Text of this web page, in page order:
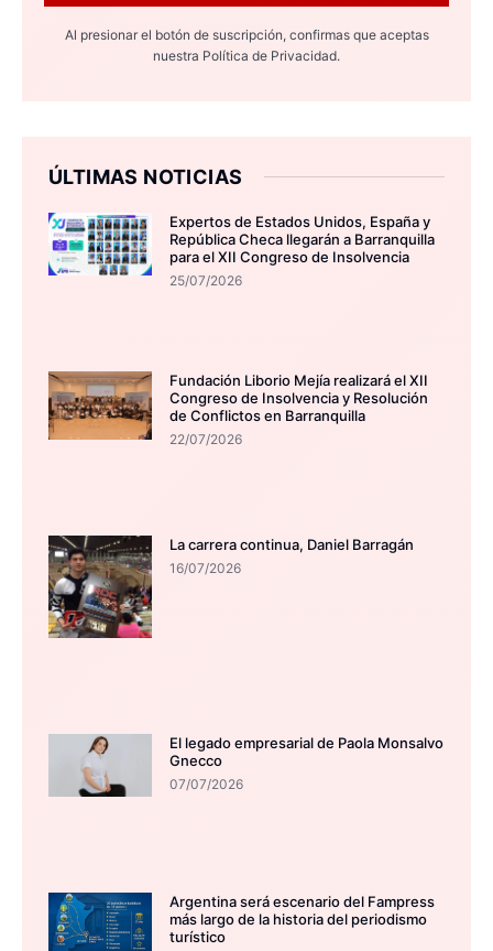
Al presionar el botón de suscripción, confirmas que aceptas
nuestra Política de Privacidad.
ÚLTIMAS NOTICIAS
Expertos de Estados Unidos, España y
República Checa llegarán a Barranquilla
para el XII Congreso de Insolvencia
25/07/2026
Fundación Liborio Mejía realizará el XII
Congreso de Insolvencia y Resolución
de Conflictos en Barranquilla
22/07/2026
La carrera continua, Daniel Barragán
16/07/2026
El legado empresarial de Paola Monsalvo
Gnecco
07/07/2026
Argentina será escenario del Fampress
más largo de la historia del periodismo
turístico